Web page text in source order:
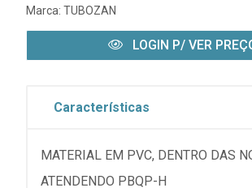
Marca: TUBOZAN
LOGIN P/ VER
Características
MATERIAL EM PVC, DENTRO DAS
ATENDENDO PBQP-H